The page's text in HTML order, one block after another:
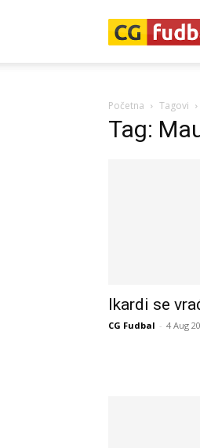
Početna Tagovi
Tag:
Ikardi se
CG Fudbal - 4 Aug